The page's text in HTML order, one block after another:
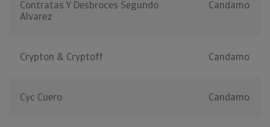
Contratas Y Desbroces Segundo
Alvarez
Candamo
Crypton & Cryptoff Candamo
Cyc Cuero Candamo